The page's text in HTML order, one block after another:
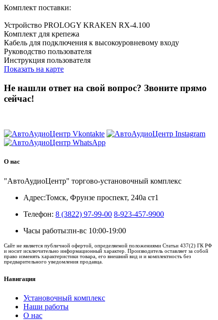
Комплект поставки:
Устройство PROLOGY KRAKEN RX-4.100
Комплект для крепежа
Кабель для подключения к высокоуровневому входу
Руководство пользователя
Инструкция пользователя
Показать на карте
Не нашли ответ на свой вопрос? Звоните прямо
сейчас!
О нас
"АвтоАудиоЦентр" торгово-установочный комплекс
Адрес:Томск, Фрунзе проспект, 240а ст1
Телефон: 8 (3822) 97-99-00 8-923-457-9900
Часы работы:пн-вс 10:00-19:00
Сайт не является публичной офертой, определяемой положениями Статьи 437(2) ГК РФ
и носит исключительно информационный характер. Производитель оставляет за собой
право изменять характеристики товара, его внешний вид и и комплектность без
предварительного уведомления продавца.
Навигация
Установочный комплекс
Наши работы
О нас